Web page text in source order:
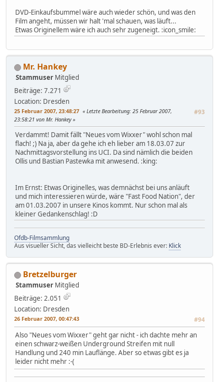
DVD-Einkaufsbummel wäre auch wieder schön, und was den
Film angeht, müssen wir halt 'mal schauen, was läuft...
Etwas Originellem wäre ich auch sehr zugeneigt. :icon_smile:
Mr. Hankey
Stammuser Mitglied
Beiträge: 7.271
Location: Dresden
25 Februar 2007, 23:48:27 #93
Letzte Bearbeitung: 25 Februar 2007,
23:58:21 von Mr. Hankey
Verdammt! Damit fällt "Neues vom Wixxer" wohl schon mal
flach! ;) Na ja, aber da gehe ich eh lieber am 18.03.07 zur
Nachmittagsvorstellung ins UCI. Da sind nämlich die beiden
Ollis und Bastian Pastewka mit anwesend. :king:
Im Ernst: Etwas Originelles, was demnächst bei uns anläuft
und mich interessieren würde, wäre "Fast Food Nation", der
am 01.03.2007 in unsere Kinos kommt. Nur schon mal als
kleiner Gedankenschlag! :D
Ofdb-Filmsammlung
Aus visueller Sicht, das vielleicht beste BD-Erlebnis ever: Klick
Bretzelburger
Stammuser Mitglied
Beiträge: 2.051
Location: Dresden
26 Februar 2007, 00:47:43 #94
Also "Neues vom Wixxer" geht gar nicht - ich dachte mehr an
einen schwarz-weißen Underground Streifen mit null
Handlung und 240 min Lauflänge. Aber so etwas gibt es ja
leider nicht mehr :-(